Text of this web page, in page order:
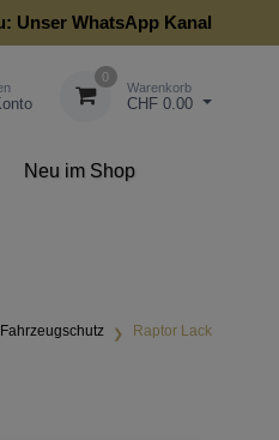
Unser WhatsApp Kanal
0
Warenkorb
CHF 0.00
Neu im Shop
Fahrzeugschutz Raptor Lack